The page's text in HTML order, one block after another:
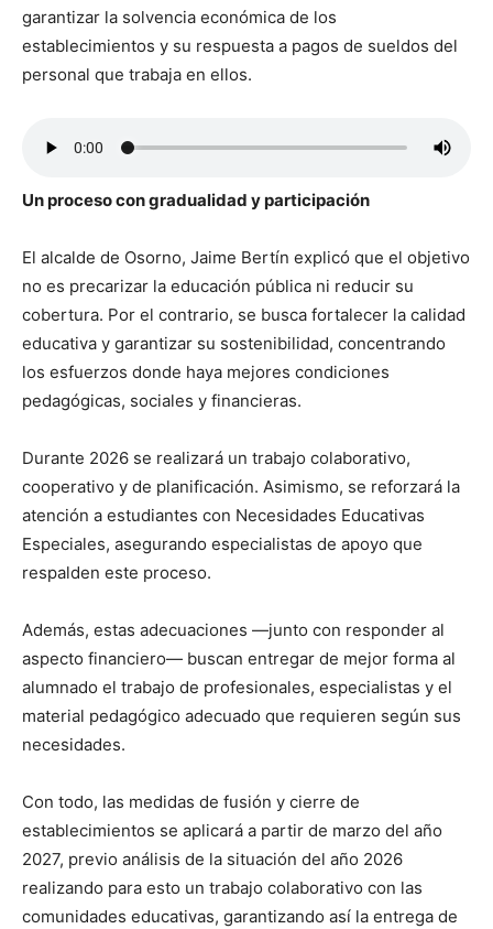
garantizar la solvencia económica de los
establecimientos y su respuesta a pagos de sueldos del
personal que trabaja en ellos.
Un proceso con gradualidad y participación
El alcalde de Osorno, Jaime Bertín explicó que el objetivo
no es precarizar la educación pública ni reducir su
cobertura. Por el contrario, se busca fortalecer la calidad
educativa y garantizar su sostenibilidad, concentrando
los esfuerzos donde haya mejores condiciones
pedagógicas, sociales y financieras.
Durante 2026 se realizará un trabajo colaborativo,
cooperativo y de planificación. Asimismo, se reforzará la
atención a estudiantes con Necesidades Educativas
Especiales, asegurando especialistas de apoyo que
respalden este proceso.
Además, estas adecuaciones —junto con responder al
aspecto financiero— buscan entregar de mejor forma al
alumnado el trabajo de profesionales, especialistas y el
material pedagógico adecuado que requieren según sus
necesidades.
Con todo, las medidas de fusión y cierre de
establecimientos se aplicará a partir de marzo del año
2027, previo análisis de la situación del año 2026
realizando para esto un trabajo colaborativo con las
comunidades educativas, garantizando así la entrega de